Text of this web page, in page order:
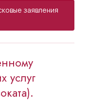
заявления
за
услуг